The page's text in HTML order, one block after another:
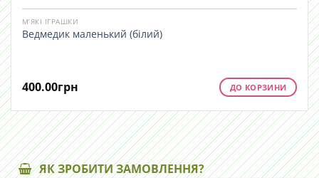
М’ЯКІ ІГРАШКИ
Ведмедик маленький (білий)
400.00грн ДО КОРЗИНИ
ЯК ЗРОБИТИ ЗАМОВЛЕННЯ?